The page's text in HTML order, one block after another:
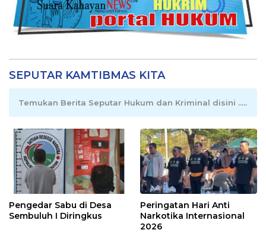
SEPUTAR KAMTIBMAS KITA
Temukan Berita Seputar Hukum dan Kriminal disini .....
Pengedar Sabu di Desa
Sembuluh I Diringkus
Peringatan Hari Anti
Narkotika Internasional
2026